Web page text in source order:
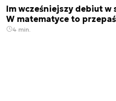
Im wcześniejszy debiut w
W matematyce to
4 min.